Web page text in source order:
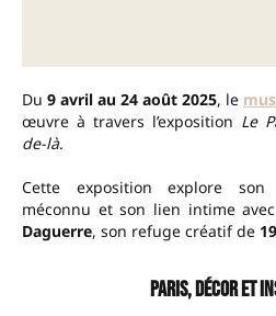
Du 9 avril au 24 août 2025, le
œuvre à travers l’exposition Le
de-là.
Cette exposition explore
méconnu et son lien intime
Daguerre, son refuge créatif de
Paris, décor et